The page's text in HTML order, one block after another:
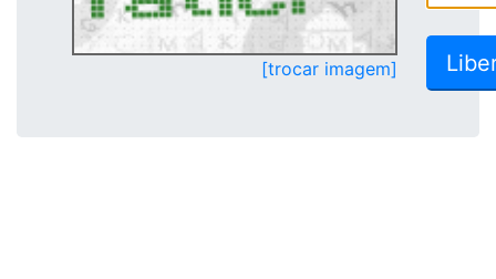
[trocar imagem]